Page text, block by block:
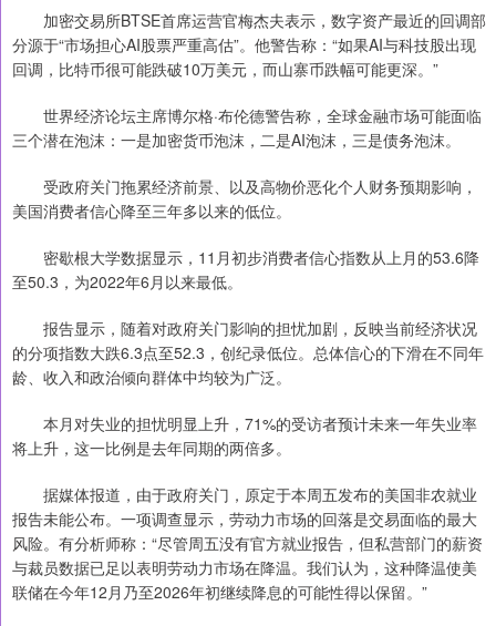
加密交易所BTSE首席运营官梅杰夫表示，数字资产最近的回调部
分源于“市场担心AI股票严重高估”。他警告称：“如果AI与科技股出现
回调，比特币很可能跌破10万美元，而山寨币跌幅可能更深。”
世界经济论坛主席博尔格·布伦德警告称，全球金融市场可能面临
三个潜在泡沫：一是加密货币泡沫，二是AI泡沫，三是债务泡沫。
受政府关门拖累经济前景、以及高物价恶化个人财务预期影响，
美国消费者信心降至三年多以来的低位。
密歇根大学数据显示，11月初步消费者信心指数从上月的53.6降
至50.3，为2022年6月以来最低。
报告显示，随着对政府关门影响的担忧加剧，反映当前经济状况
的分项指数大跌6.3点至52.3，创纪录低位。总体信心的下滑在不同年
龄、收入和政治倾向群体中均较为广泛。
本月对失业的担忧明显上升，71%的受访者预计未来一年失业率
将上升，这一比例是去年同期的两倍多。
据媒体报道，由于政府关门，原定于本周五发布的美国非农就业
报告未能公布。一项调查显示，劳动力市场的回落是交易面临的最大
风险。有分析师称：“尽管周五没有官方就业报告，但私营部门的薪资
与裁员数据已足以表明劳动力市场在降温。我们认为，这种降温使美
联储在今年12月乃至2026年初继续降息的可能性得以保留。”